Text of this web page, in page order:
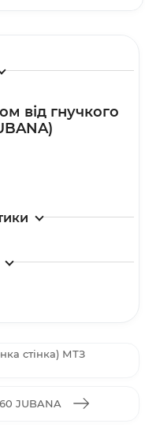
від гнучкого
стінка) МТЗ
JUBANA